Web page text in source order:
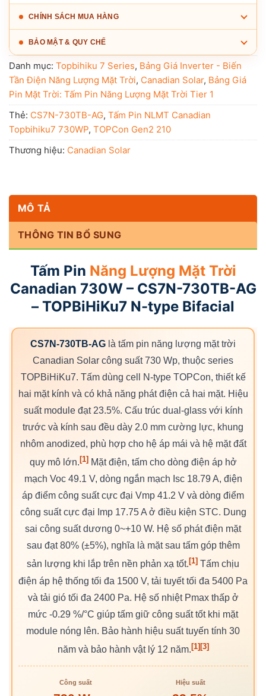
CHÍNH SÁCH MUA HÀNG
BẢO MẬT & QUY CHẾ
Danh mục: Topbihiku 7 Series, Bảng Giá Inverter - Biến
Tần Điện Năng Lượng Mặt Trời, Canadian Solar, Bảng Giá
Pin Mặt Trời: Tấm Pin Năng Lượng Mặt Trời Tier 1
Thẻ: CS7N-730TB-AG, Tấm Pin NLMT Canadian
Topbihiku7 730WP, TOPCon Gen2 210
Thương hiệu: Canadian Solar
MÔ TẢ
THÔNG TIN BỔ SUNG
Tấm Pin Năng Lượng Mặt Trời
Canadian 730W – CS7N-730TB-AG
– TOPBiHiKu7 N-type Bifacial
CS7N-730TB-AG là tấm pin năng lượng mặt trời
Canadian Solar công suất 730 Wp, thuộc series
TOPBiHiKu7. Tấm dùng cell N-type TOPCon, thiết kế
hai mặt kính và có khả năng phát điện cả hai mặt. Hiệu
suất module đạt 23.5%. Cấu trúc dual-glass với kính
trước và kính sau đều dày 2.0 mm cường lực, khung
nhôm anodized, phù hợp cho hệ áp mái và hệ mặt đất
quy mô lớn. [1]Mặt điện, tấm cho dòng điện áp hở
mạch Voc 49.1 V, dòng ngắn mạch Isc 18.79 A, điện
áp điểm công suất cực đại Vmp 41.2 V và dòng điểm
công suất cực đại Imp 17.75 A ở điều kiện STC. Dung
sai công suất dương 0~+10 W. Hệ số phát điện mặt
sau đạt 80% (±5%), nghĩa là mặt sau tấm góp thêm
sản lượng khi lắp trên nền phản xạ tốt. [1] Tấm chịu
điện áp hệ thống tối đa 1500 V, tải tuyết tối đa 5400 Pa
và tải gió tối đa 2400 Pa. Hệ số nhiệt Pmax thấp ở
mức -0.29 %/°C giúp tấm giữ công suất tốt khi mặt
module nóng lên. Bảo hành hiệu suất tuyến tính 30
năm và bảo hành vật lý 12 năm.[1][3]
Công suất Hiệu suất